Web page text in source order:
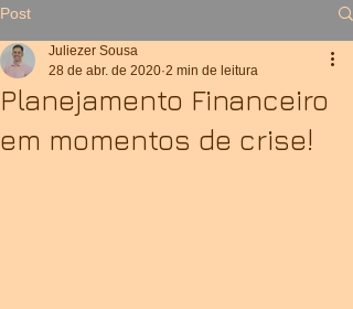
Post
Planejamento Financeiro
em momentos de crise!
Juliezer Sousa
28 de abr. de 2020 2 min de leitura